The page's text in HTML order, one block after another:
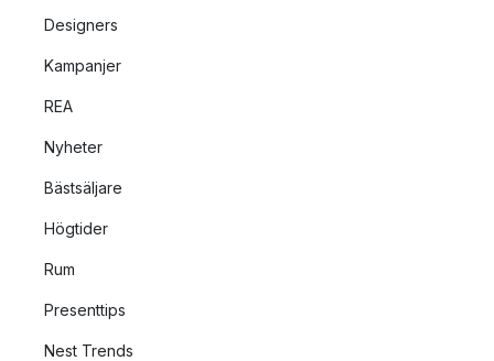
Designers
Kampanjer
REA
Nyheter
Bästsäljare
Högtider
Rum
Presenttips
Nest Trends